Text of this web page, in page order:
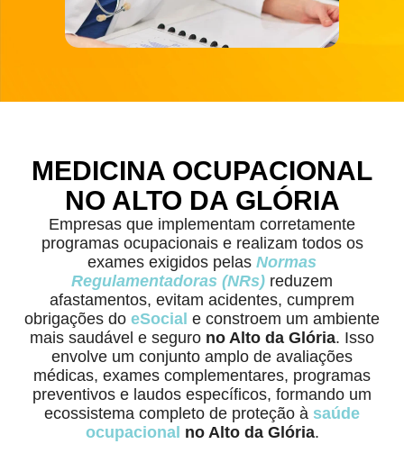
MEDICINA OCUPACIONAL
NO ALTO DA GLÓRIA
Empresas que implementam corretamente
programas ocupacionais e realizam todos os
exames exigidos pelas Normas
Regulamentadoras (NRs) reduzem
afastamentos, evitam acidentes, cumprem
obrigações do eSocial e constroem um ambiente
mais saudável e seguro no Alto da Glória. Isso
envolve um conjunto amplo de avaliações
médicas, exames complementares, programas
preventivos e laudos específicos, formando um
ecossistema completo de proteção à saúde
ocupacional no Alto da Glória.